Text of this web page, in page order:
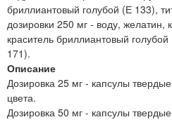
бриллиантовый голубой (Е 133),
дозировки 250 мг - воду, желатин,
краситель бриллиантовый
171).
Описание
Дозировка 25 мг - капсулы
цвета.
Дозировка 50 мг - капсулы